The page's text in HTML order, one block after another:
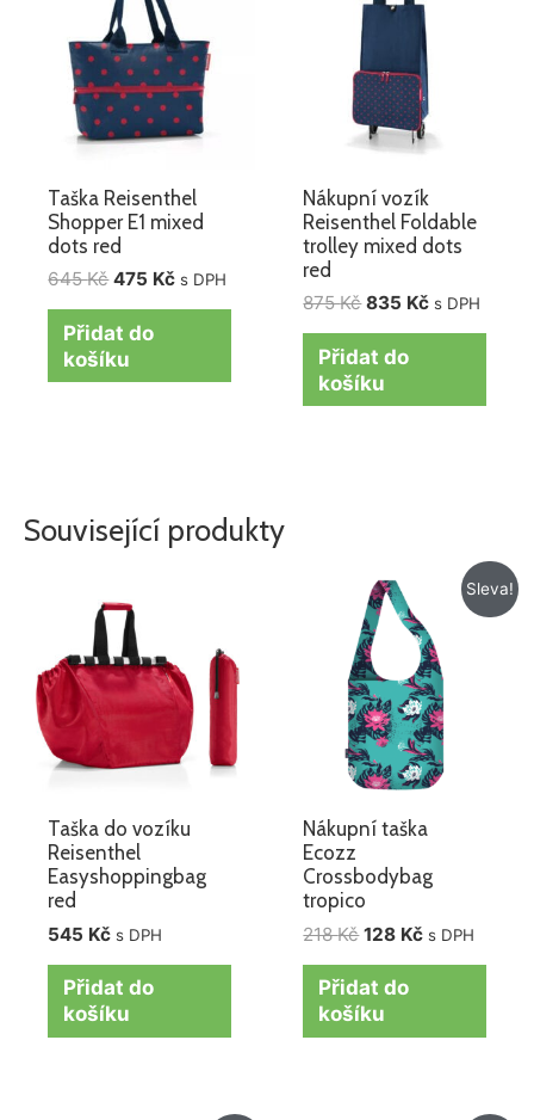
Taška Reisenthel
Shopper E1 mixed
dots red
645Kč
645 Kč.
475 Kč s DPH
Přidat do
košíku
Nákupní vozík
Reisenthel Foldable
trolley mixed dots
red
875Kč
875 Kč.
835 Kč s DPH
Přidat do
košíku
Související produkty
Taška do vozíku
Reisenthel
Easyshoppingbag
red
545 Kč s DPH
Přidat do
košíku
Sleva!
Nákupní taška
Ecozz
Crossbodybag
tropico
218Kč
Původní
cena
byla:
218 Kč.
128 Kč
Aktuální
cena
je:
128 Kč.
s DPH
Přidat do
košíku